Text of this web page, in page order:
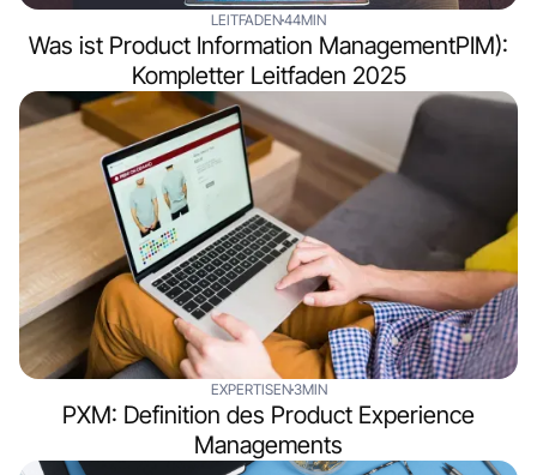
LEITFADEN44MIN
Was ist Product Information ManagementPIM):
Kompletter Leitfaden 2025
EXPERTISEN3MIN
PXM: Definition des Product Experience
Managements